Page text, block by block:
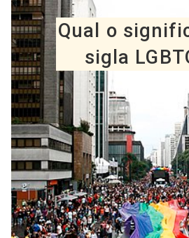
Apoie a Brasil de
A [BD] conta as histórias de
direitos humanos no Brasil.
esse trabalho precisa da sua
VEJA COMO APOIAR!